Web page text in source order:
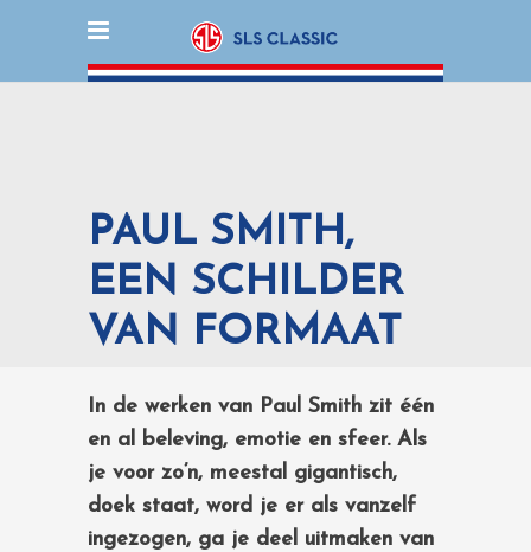
PAUL SMITH,
EEN SCHILDER
VAN FORMAAT
In de werken van Paul Smith zit één
en al beleving, emotie en sfeer. Als
je voor zo’n, meestal gigantisch,
doek staat, word je er als vanzelf
ingezogen, ga je deel uitmaken van